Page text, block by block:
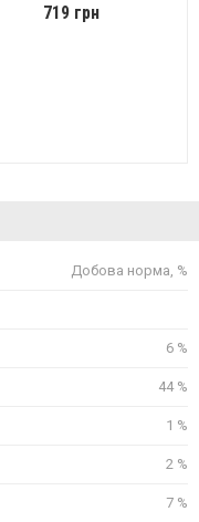
719 грн
Добова норма, %
6 %
44 %
1 %
2 %
7 %